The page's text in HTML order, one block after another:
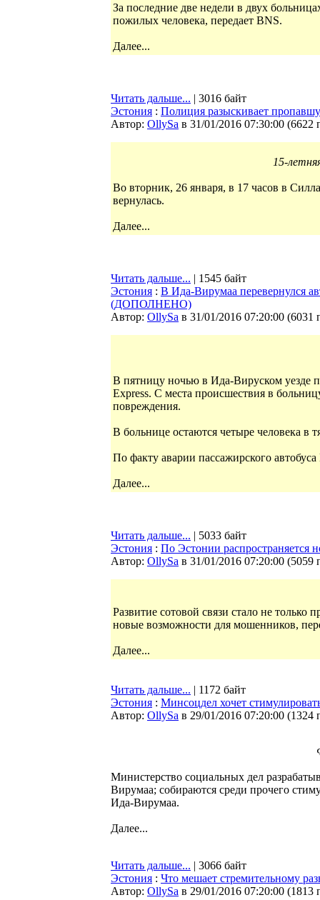
За последние две недели в двух
пожилых человека, передает BNS.
Далее...
Читать дальше... | 3016 байт
Эстония : Полиция разыскивает
Автор: OllySa в 31/01/2016 07:30:00 (6622
15-
Во вторник, 26 января, в 17 часов в
вернулась.
Далее...
Читать дальше... | 1545 байт
Эстония : В Ида-Вирумаа перевернулся
(ДОПОЛНЕНО)
Автор: OllySa в 31/01/2016 07:20:00 (6031
В пятницу ночью в Ида-Вируском уезде
Express. С места происшествия в
повреждения.
В больнице остаются четыре человека в
По факту аварии пассажирского
Далее...
Читать дальше... | 5033 байт
Эстония : По Эстонии распространяется
Автор: OllySa в 31/01/2016 07:20:00 (5059
Развитие сотовой связи стало не
новые возможности для мошенников,
Далее...
Читать дальше... | 1172 байт
Эстония : Минсоцдел хочет
Автор: OllySa в 29/01/2016 07:20:00 (1324
Министерство социальных дел
Вирумаа; собираются среди прочего
Ида-Вирумаа.
Далее...
Читать дальше... | 3066 байт
Эстония : Что мешает стремительному
Автор: OllySa в 29/01/2016 07:20:00 (1813